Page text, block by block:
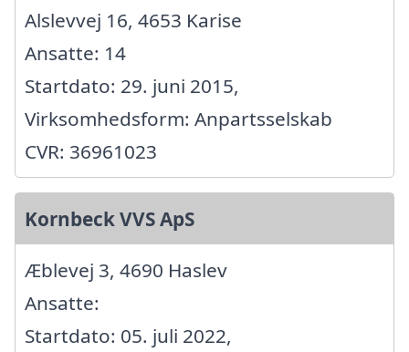
Alslevvej 16, 4653 Karise
Ansatte: 14
Startdato: 29. juni 2015,
Virksomhedsform: Anpartsselskab
CVR: 36961023
Kornbeck VVS ApS
Æblevej 3, 4690 Haslev
Ansatte:
Startdato: 05. juli 2022,